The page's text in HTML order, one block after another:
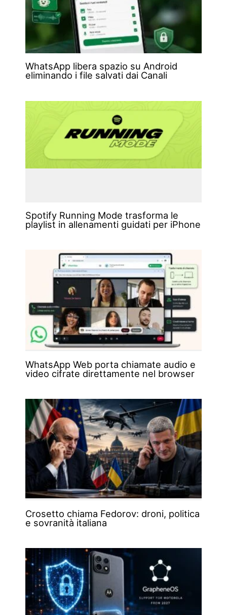
WhatsApp libera spazio su Android
eliminando i file salvati dai Canali
Spotify Running Mode trasforma le
playlist in allenamenti guidati per iPhone
WhatsApp Web porta chiamate audio e
video cifrate direttamente nel browser
Crosetto chiama Fedorov: droni, politica
e sovranità italiana